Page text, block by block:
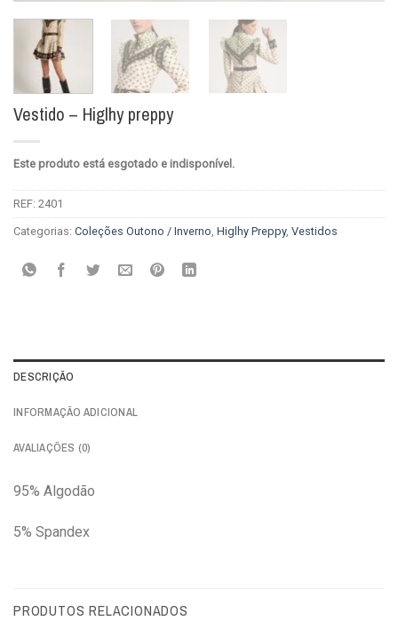
Vestido – Higlhy preppy
Este produto está esgotado e indisponível.
REF: 2401
Categorias: Coleções Outono / Inverno, Higlhy Preppy, Vestidos
DESCRIÇÃO
INFORMAÇÃO ADICIONAL
AVALIAÇÕES (0)
95% Algodão
5% Spandex
PRODUTOS RELACIONADOS